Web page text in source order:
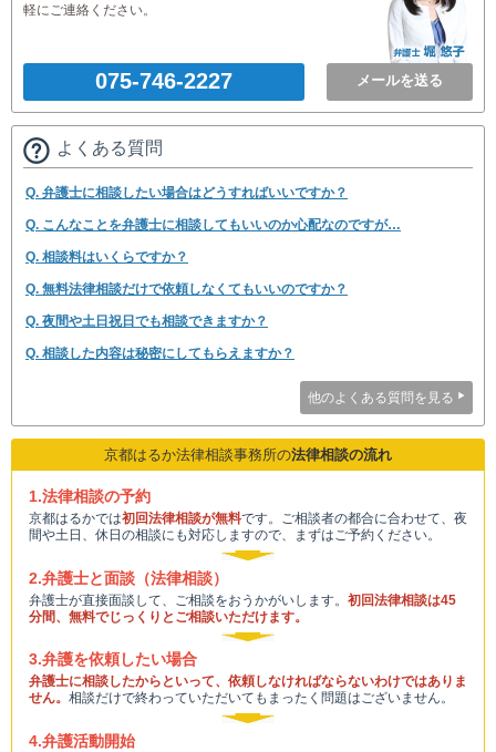
軽にご連絡ください。
075-746-2227 メールを送る
よくある質問
Q. 弁護士に相談したい場合はどうすればいいですか？
Q. こんなことを弁護士に相談してもいいのか心配なのですが…
Q. 相談料はいくらですか？
Q. 無料法律相談だけで依頼しなくてもいいのですか？
Q. 夜間や土日祝日でも相談できますか？
Q. 相談した内容は秘密にしてもらえますか？
他のよくある質問を見る
京都はるか法律相談事務所の法律相談の流れ
1.法律相談の予約
京都はるかでは初回法律相談が無料です。ご相談者の都合に合わせて、夜
間や土日、休日の相談にも対応しますので、まずはご予約ください。
2.弁護士と面談（法律相談）
弁護士が直接面談して、ご相談をおうかがいします。 初回法律相談は45
分間、無料でじっくりとご相談いただけます。
3.弁護を依頼したい場合
弁護士に相談したからといって、依頼しなければならないわけではありま
せん。 相談だけで終わっていただいてもまったく問題はございません。
4.弁護活動開始